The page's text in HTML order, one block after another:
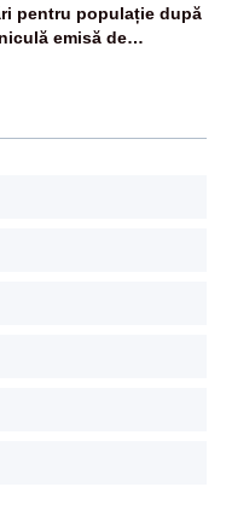
pentru populație după
emisă de